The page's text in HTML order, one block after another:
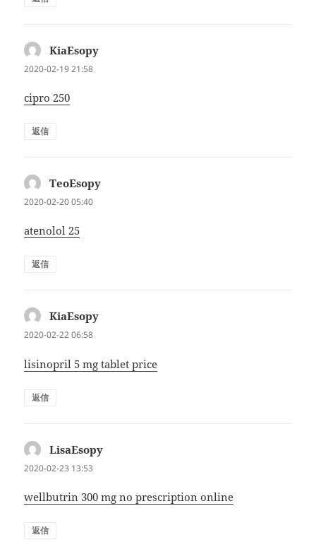
KiaEsopy
2020-02-19 21:58
cipro 250
返信
TeoEsopy
2020-02-20 05:40
atenolol 25
返信
KiaEsopy
2020-02-22 06:58
lisinopril 5 mg tablet price
返信
LisaEsopy
2020-02-23 13:53
wellbutrin 300 mg no prescription online
返信